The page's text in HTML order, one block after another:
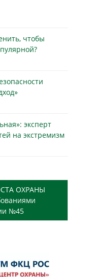
чтобы
эксперт
на экстремизм
ОХРАНЫ
№45